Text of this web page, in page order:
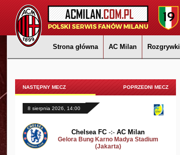
Strona główna AC Milan Rozgrywki
NASTĘPNY MECZ POPRZEDNI MECZ
8 sierpnia 2026, 14:00
Chelsea FC -:- AC Milan
Gelora Bung Karno Madya Stadium
(Jakarta)